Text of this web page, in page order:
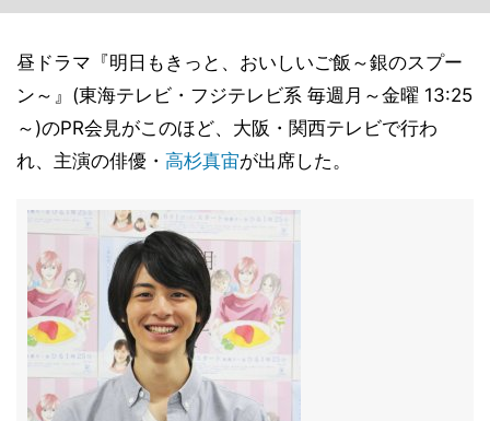
昼ドラマ『明日もきっと、おいしいご飯～銀のスプー
ン～』(東海テレビ・フジテレビ系 毎週月～金曜 13:25
～)のPR会見がこのほど、大阪・関西テレビで行わ
れ、主演の俳優・ 高杉真宙が出席した。